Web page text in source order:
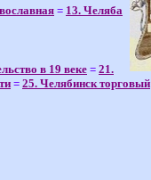
= 13. Челяба
в 19 веке = 21.
= 25. Челябинск торговый